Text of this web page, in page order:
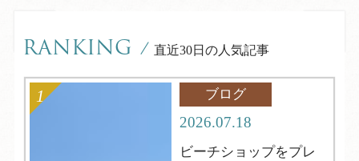
RANKING / 直近30日の人気記事
ブログ
2026.07.18
ビーチショップをプレ